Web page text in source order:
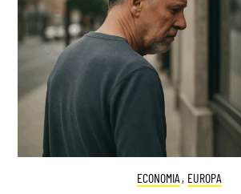
ECONOMIA , EUROPA